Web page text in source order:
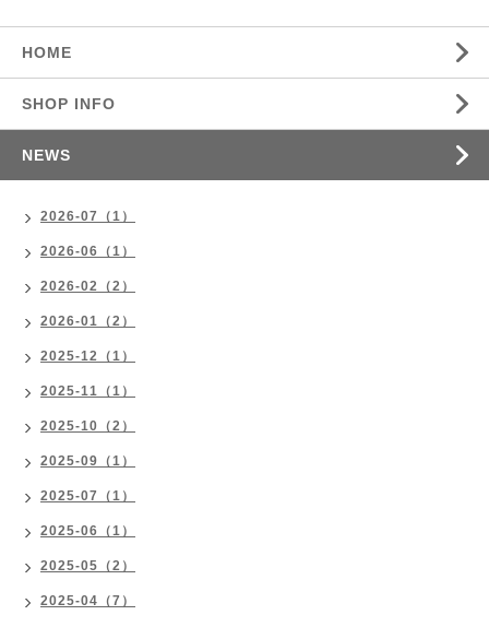
HOME
SHOP INFO
NEWS
2026-07（1）
2026-06（1）
2026-02（2）
2026-01（2）
2025-12（1）
2025-11（1）
2025-10（2）
2025-09（1）
2025-07（1）
2025-06（1）
2025-05（2）
2025-04（7）